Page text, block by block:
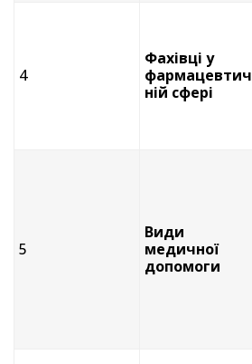
4
Фахівці у
фармацевтич
ній сфері
5
Види
медичної
допомоги